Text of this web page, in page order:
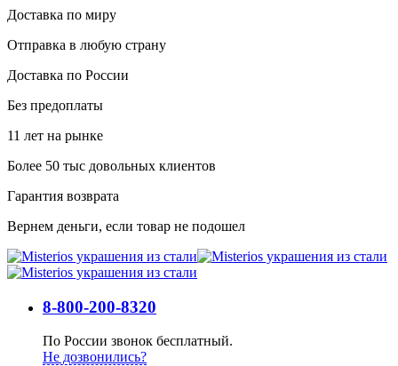
Доставка по миру
Отправка в любую страну
Доставка по России
Без предоплаты
11 лет на рынке
Более 50 тыс довольных клиентов
Гарантия возврата
Вернем деньги, если товар не подошел
8-800-200-8320
По России звонок бесплатный.
Не дозвонились?